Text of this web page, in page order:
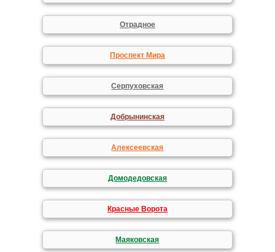
Отрадное
Проспект Мира
Серпуховская
Добрынинская
Алексеевская
Домодедовская
Красные Ворота
Маяковская